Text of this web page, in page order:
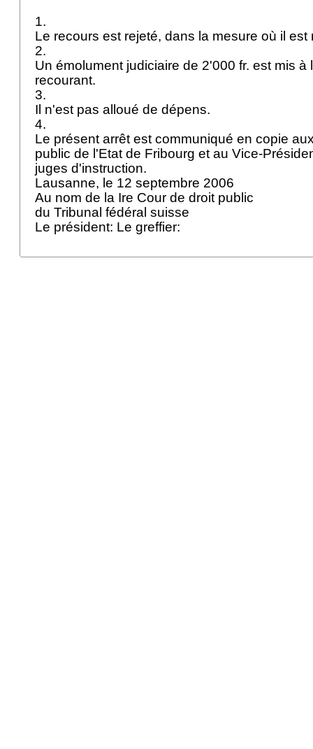
1.
Le recours est rejeté, dans la mesure où il
2.
Un émolument judiciaire de 2'000 fr. est mis à
recourant.
3.
Il n'est pas alloué de dépens.
4.
Le présent arrêt est communiqué en copie
public de l'Etat de Fribourg et au Vice-
juges d'instruction.
Lausanne, le 12 septembre 2006
Au nom de la Ire Cour de droit public
du Tribunal fédéral suisse
Le président: Le greffier: